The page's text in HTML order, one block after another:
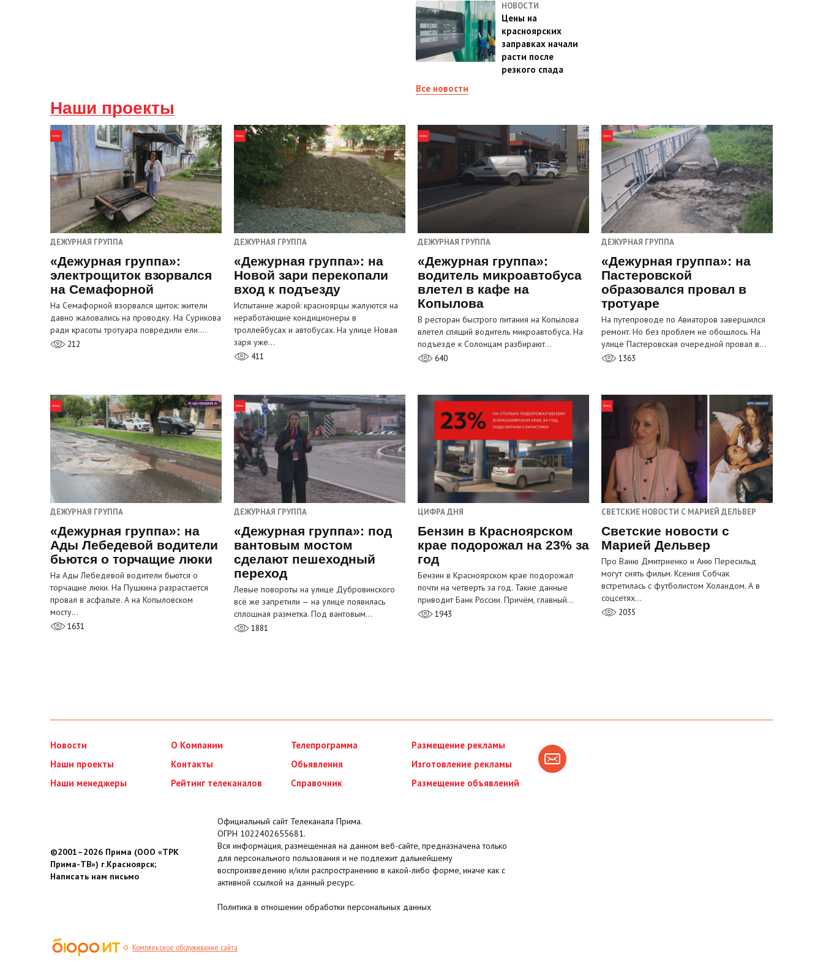
НОВОСТИ
Цены на
красноярских
заправках начали
расти после
резкого спада
Все новости
Наши проекты
ДЕЖУРНАЯ ГРУППА
«Дежурная группа»:
электрощиток взорвался
на Семафорной
На Семафорной взорвался щиток: жители
давно жаловались на проводку. На Сурикова
ради красоты тротуара повредили ели.…
212
ДЕЖУРНАЯ ГРУППА
«Дежурная группа»: на
Новой зари перекопали
вход к подъезду
Испытание жарой: красноярцы жалуются на
неработающие кондиционеры в
троллейбусах и автобусах. На улице Новая
заря уже…
411
ДЕЖУРНАЯ ГРУППА
«Дежурная группа»:
водитель микроавтобуса
влетел в кафе на
Копылова
В ресторан быстрого питания на Копылова
влетел спящий водитель микроавтобуса. На
подъезде к Солонцам разбирают…
640
ДЕЖУРНАЯ ГРУППА
«Дежурная группа»: на
Пастеровской
образовался провал в
тротуаре
На путепроводе по Авиаторов завершился
ремонт. Но без проблем не обошлось. На
улице Пастеровская очередной провал в…
1363
ДЕЖУРНАЯ ГРУППА
«Дежурная группа»: на
Ады Лебедевой водители
бьются о торчащие люки
На Ады Лебедевой водители бьются о
торчащие люки. На Пушкина разрастается
провал в асфальте. А на Копыловском
мосту…
1631
ДЕЖУРНАЯ ГРУППА
«Дежурная группа»: под
вантовым мостом
сделают пешеходный
переход
Левые повороты на улице Дубровинского
всё же запретили — на улице появилась
сплошная разметка. Под вантовым…
1881
ЦИФРА ДНЯ
Бензин в Красноярском
крае подорожал на 23% за
год
Бензин в Красноярском крае подорожал
почти на четверть за год. Такие данные
приводит Банк России. Причём, главный…
1943
СВЕТСКИЕ НОВОСТИ С МАРИЕЙ ДЕЛЬВЕР
Светские новости с
Марией Дельвер
Про Ваню Дмитриенко и Аню Пересильд
могут снять фильм. Ксения Собчак
встретилась с футболистом Холандом. А в
соцсетях…
2035
Новости
Наши проекты
Наши менеджеры
О Компании
Контакты
Рейтинг телеканалов
Телепрограмма
Обьявления
Справочник
Размещение рекламы
Изготовление рекламы
Размещение объявлений
©2001–2026 Прима (ООО «ТРК
Прима-ТВ») г.Красноярск;
Написать нам письмо
Официальный сайт Телеканала Прима.
ОГРН 1022402655681.
Вся информация, размещенная на данном веб-сайте, предназначена только
для персонального пользования и не подлежит дальнейшему
воспроизведению и/или распространению в какой-либо форме, иначе как с
активной ссылкой на данный ресурс.
Политика в отношении обработки персональных данных
Комплексное обслуживание сайта